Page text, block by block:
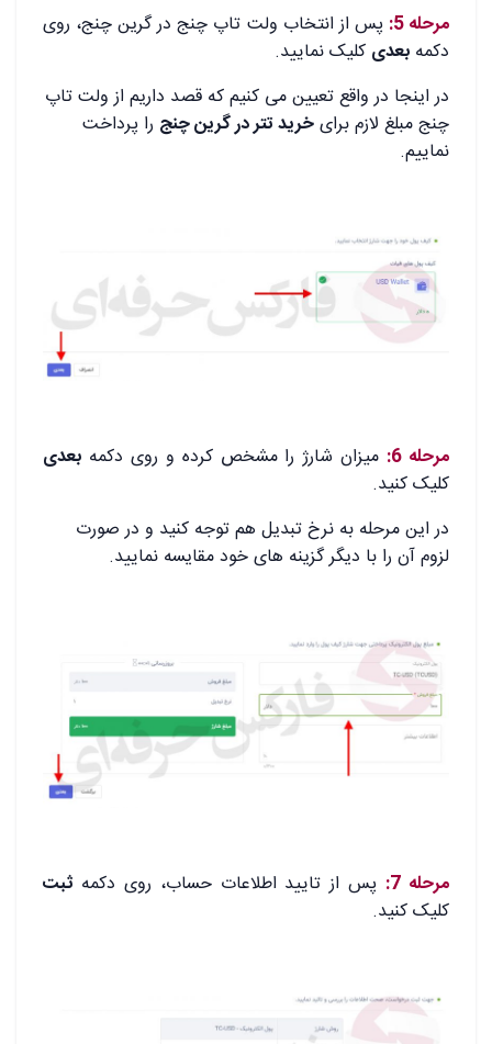
مرحله 5:
پس از انتخاب ولت تاپ چنج در گرین چنج، روی
دکمه بعدی کلیک نمایید.
در اینجا در واقع تعیین می کنیم که قصد داریم از ولت تاپ
چنج مبلغ لازم برایخرید تتر در گرین چنج را پرداخت
نماییم.
مرحله 6:
میزان شارژ را مشخص کرده و روی دکمه بعدی
کلیک کنید.
در این مرحله به نرخ تبدیل هم توجه کنید و در صورت
لزوم آن را با دیگر گزینه های خود مقایسه نمایید.
مرحله 7:
پس از تایید اطلاعات حساب، روی دکمه ثبت
کلیک کنید.